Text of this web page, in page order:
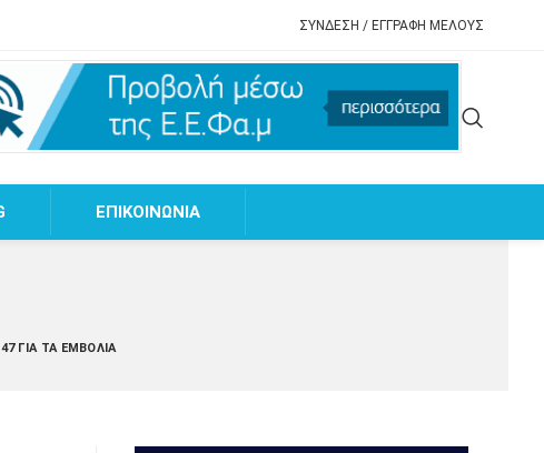
ΣΥΝΔΕΣΗ / ΕΓΓΡΑΦΗ ΜΕΛΟΥΣ
EΠΙΚΟΙΝΩΝΙΑ
ΓΙΑ ΤΑ ΕΜΒΌΛΙΑ